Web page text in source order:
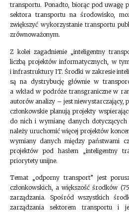
transportu. Ponadto, biorąc pod uwagę
sektora transportu na środowisko,
zwiększyć wykorzystanie transportu
zrównoważonym.
Z kolei zagadnienie „inteligentny
liczbą projektów informatycznych, w
i infrastruktury IT. Środki w zakresie
są na dystrybucję głównie w
a wkład w podróże transgraniczne w
autorów analizy – jest niewystarczający,
członkowskie planują projekty
do nich i wymianę danych dotyczących
należy uruchomić więcej projektów
wymiany danych między państwami
projektów pod hasłem „inteligentny
priorytety unijne.
Temat „odporny transport” jest
członkowskich, a większość środków
zarządzania. Spośród wszystkich
zarządzania sektorem transportu i